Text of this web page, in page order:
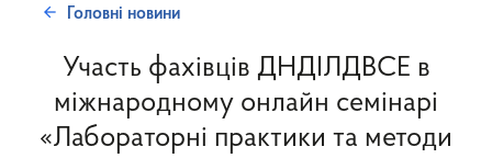
Головні новини
Участь фахівців ДНДІЛДВСЕ в
міжнародному онлайн семінарі
«Лабораторні практики та методи